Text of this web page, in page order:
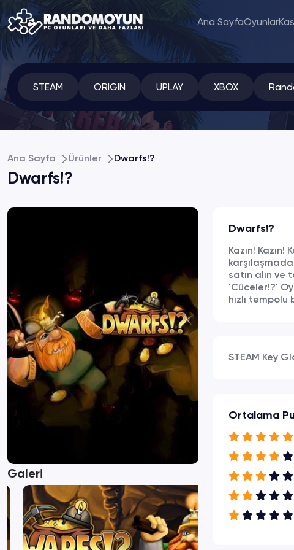
Ana SayfaOyunlar
STEAM ORIGIN UPLAY XBOX
Ana Sayfa Ürünler Dwarfs!?
Dwarfs!?
Galeri
Dwarfs!?
Kazın!
satın alın ve
'Cüceler!?'
hızlı
STEAM Key
Ortalama